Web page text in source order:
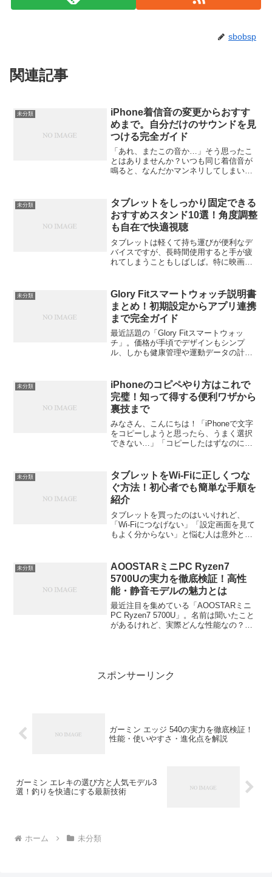
sbobsp
関連記事
未分類
iPhone着信音の変更からおすす
めまで。自分だけのサウンドを見
つける完全ガイド
「あれ、またこの音か…」そう思ったこ
とはありませんか？いつも同じ着信音が
鳴ると、なんだかマンネリしてしまいま
基本の変更方法からオリジナル着信音の
作り方、さらにはおすすめ...
未分類
タブレットをしっかり固定できる
おすすめスタンド10選！角度調整
も自在で快適視聴
タブレットは軽くて持ち運びが便利なデ
バイスですが、長時間使用すると手が疲
れてしまうこともしばしば。特に映画を
置けたらいいのに」と感じたことがある
のではないでしょうか。そ...
未分類
Glory Fitスマートウォッチ説明書
まとめ！初期設定からアプリ連携
まで完全ガイド
最近話題の「Glory Fitスマートウォッ
チ」。価格が手頃でデザインもシンプ
ル、しかも健康管理や運動データの計測
うやって設定するの？」「アプリの使い
方がわからない…」...
未分類
iPhoneのコピペやり方はこれで
完璧！知って得する便利ワザから
裏技まで
みなさん、こんにちは！「iPhoneで文字
をコピーしようと思ったら、うまく選択
できない…」「コピーしたはずなのに、
ピペの感覚が違って戸惑う…」こんな経
験、一度は...
未分類
タブレットをWi-Fiに正しくつな
ぐ方法！初心者でも簡単な手順を
紹介
タブレットを買ったのはいいけれど、
「Wi-Fiにつなげない」「設定画面を見て
もよく分からない」と悩む人は意外と多
です。この記事では、初心者でも迷わず
できるように、...
未分類
AOOSTARミニPC Ryzen7
5700Uの実力を徹底検証！高性
能・静音モデルの魅力とは
最近注目を集めている「AOOSTARミニ
PC Ryzen7 5700U」。名前は聞いたこと
があるけれど、実際どんな性能なの？静
スポンサーリンク
ガーミン エッジ 540の実力を徹底検証！
性能・使いやすさ・進化点を解説
ガーミン エレキの選び方と人気モデル3
選！釣りを快適にする最新技術
ホーム 未分類